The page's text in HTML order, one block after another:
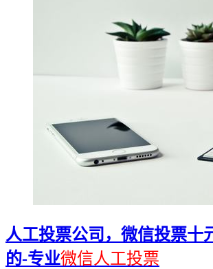
人工投票公司，微信投票十
的-专业微信人工投票